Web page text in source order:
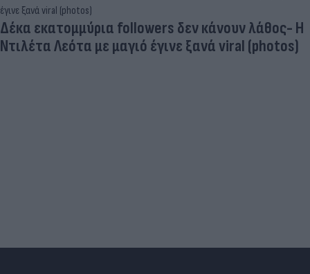
«Στην pole position για Κωνσταντέλια η
Ντόρτμουντ»